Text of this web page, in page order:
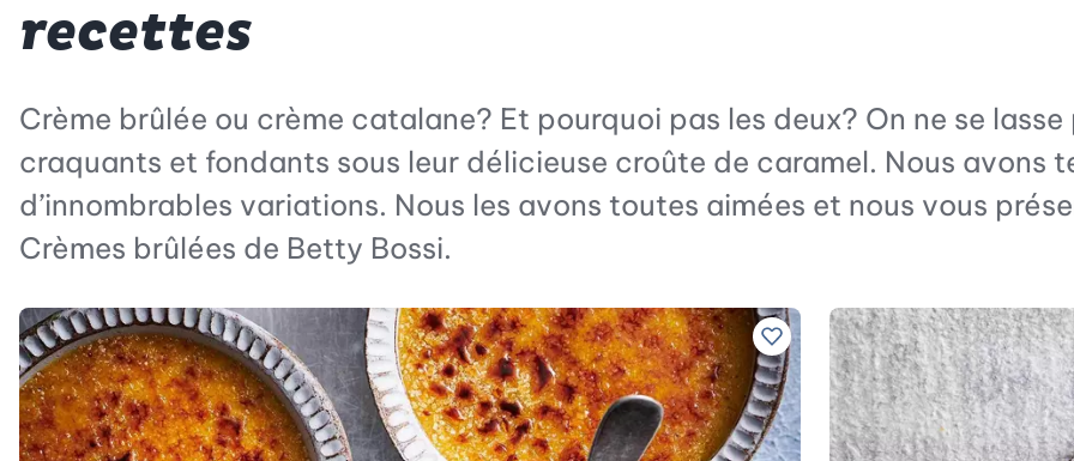
recettes
Crème brûlée ou crème catalane? Et pourquoi pas les deux? On ne se
craquants et fondants sous leur délicieuse croûte de caramel. Nous avons
d’innombrables variations. Nous les avons toutes aimées et nous vous
Crèmes brûlées de Betty Bossi.
Ajouter à vos recettes préférées